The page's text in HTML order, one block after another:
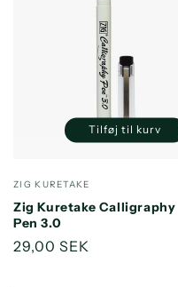
Forhandler:
ZIG KURETAKE
Zig Kuretake Calligraphy
Pen 3.0
Normalpris
29,00 SEK
Reducer
Title
Øg
Title
Tilføj til kurv